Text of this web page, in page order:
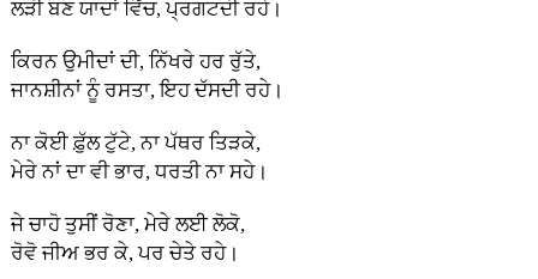
ਲੜੀ ਬਣ ਯਾਦਾਂ ਵਿੱਚ, ਪ੍ਰਗਟਦੀ ਰਹੇ।
ਕਿਰਨ ਉਮੀਦਾਂ ਦੀ, ਨਿੱਖਰੇ ਹਰ ਰੁੱਤੇ,
ਜਾਨਸ਼ੀਨਾਂ ਨੂੰ ਰਸਤਾ, ਇਹ ਦੱਸਦੀ ਰਹੇ।
ਨਾ ਕੋਈ ਫ਼ੁੱਲ ਟੁੱਟੇ, ਨਾ ਪੱਥਰ ਤਿੜਕੇ,
ਮੇਰੇ ਨਾਂ ਦਾ ਵੀ ਭਾਰ, ਧਰਤੀ ਨਾ ਸਹੇ।
ਜੇ ਚਾਹੋ ਤੁਸੀਂ ਰੋਣਾ, ਮੇਰੇ ਲਈ ਲੋਕੋ,
ਰੋਵੋ ਜੀਅ ਭਰ ਕੇ, ਪਰ ਚੇਤੇ ਰਹੇ।